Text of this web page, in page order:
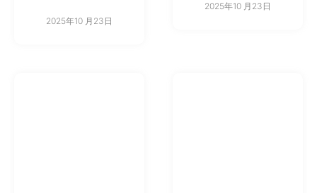
2025年10 月23日
2025年10 月23日